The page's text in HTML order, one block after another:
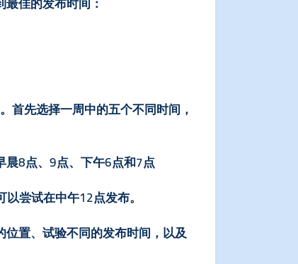
首先选择一周中的五个不同时间，
晨8点、9点、下午6点和7点
尝试在中午12点发布。
置、试验不同的发布时间，以及